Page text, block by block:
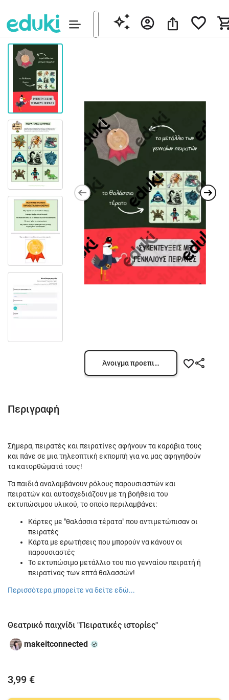
Άνοιγμα προεπισκόπησης
Περιγραφή
Σήμερα, πειρατές και πειρατίνες αφήνουν τα καράβια τους
και πάνε σε μια τηλεοπτική εκπομπή για να μας αφηγηθούν
τα κατορθώματά τους!
Τα παιδιά αναλαμβάνουν ρόλους παρουσιαστών και
πειρατών και αυτοσχεδιάζουν με τη βοήθεια του
εκτυπώσιμου υλικού, το οποίο περιλαμβάνει:
Κάρτες με "θαλάσσια τέρατα" που αντιμετώπισαν οι
πειρατές
Κάρτα με ερωτήσεις που μπορούν να κάνουν οι
παρουσιαστές
Το εκτυπώσιμο μετάλλιο του πιο γενναίου πειρατή ή
πειρατίνας των επτά θαλασσών!
Περισσότερα μπορείτε να δείτε εδώ...
Θεατρικό παιχνίδι "Πειρατικές ιστορίες"
makeitconnected
3,99 €